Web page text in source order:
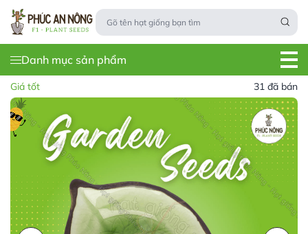
Danh mục sản phẩm
Giá tốt 31 đã bán